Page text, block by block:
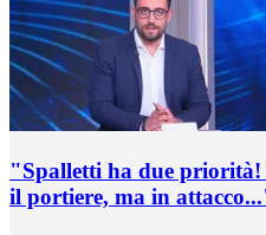
"Spalletti ha due
il portiere, ma in